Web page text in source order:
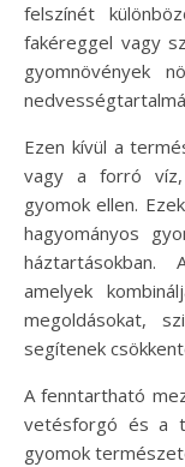
felszínét
fakéreggel vagy
gyomnövények
Ezen kívül a
vagy a forró víz,
gyomok ellen.
hagyományos
háztartásokban.
amelyek
megoldásokat,
segítenek
A fenntartható
vetésforgó és a
gyomok